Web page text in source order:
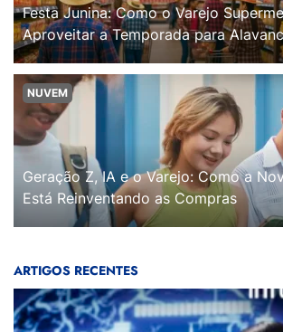
Festa Junina: Como o Varejo
Aproveitar a Temporada para
NUVEM
Geração Z, IA e o Varejo: Como a
Está Reinventando as Compras
ARTIGOS RECENTES